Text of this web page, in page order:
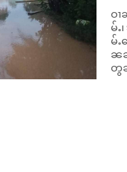
ဝ
မ်
မ်ႉ
ၼ
တွ